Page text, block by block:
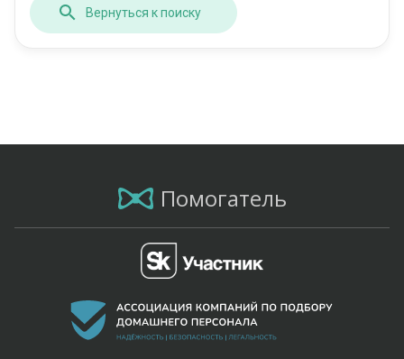
Вернуться к поиску
Помогатель